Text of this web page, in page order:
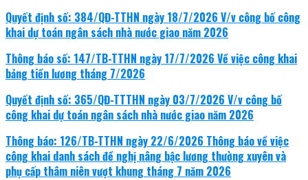
Quyết định số: 384/QĐ-TTHN ngày 18/7/2026 V/v công bố công
khai dự toán ngân sách nhà nước giao năm 2026
Thông báo số: 147/TB-TTHN ngày 17/7/2026 Về việc công khai
bảng tiền lương tháng 7/2026
Quyết định số: 365/QĐ-TTTHN ngày 03/7/2026 V/v công bố
công khai dự toán ngân sách nhà nước giao năm 2026
Thông báo: 126/TB-TTHN ngày 22/6/2026 Thông báo về việc
công khai danh sách đề nghị nâng bậc lương thường xuyên và
phụ cấp thâm niên vượt khung tháng 7 năm 2026